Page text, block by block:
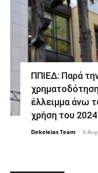
ΠΠΙΕΔ: Παρά
έλλειμμα άνω
χρήση του 2024
Dekeleias Team - 6